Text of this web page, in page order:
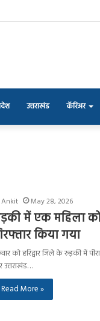
उत्तराखंड कॅरिअर
Ankit May 28, 2026
में एक महिला
किया गया
को हरिद्वार जिले के रुड़की में
Read More »